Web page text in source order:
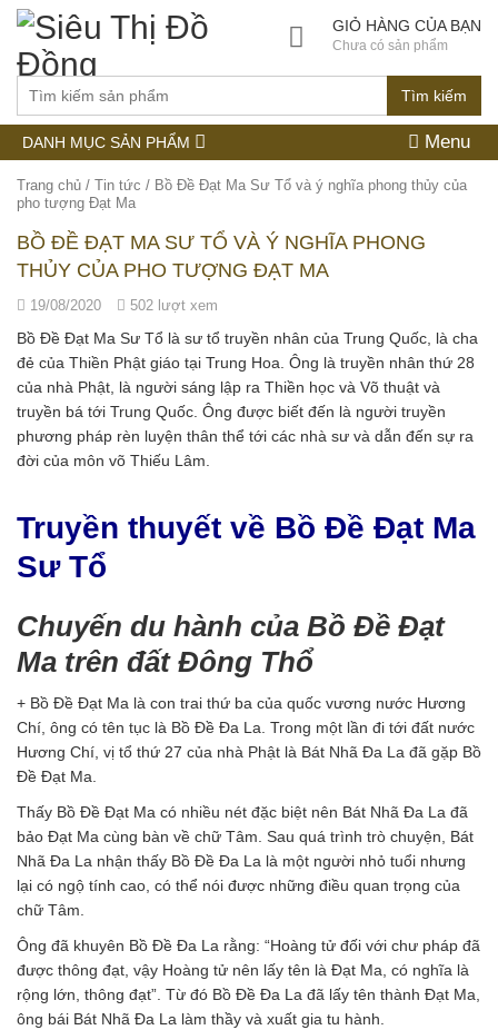
Tìm kiếm
GIỎ HÀNG CỦA BẠN
Chưa có sản phẩm
DANH MỤC SẢN PHẨM Menu
Trang chủ / Tin tức / Bồ Đề Đạt Ma Sư Tổ và ý nghĩa phong thủy của
pho tượng Đạt Ma
BỒ ĐỀ ĐẠT MA SƯ TỔ VÀ Ý NGHĨA PHONG
THỦY CỦA PHO TƯỢNG ĐẠT MA
19/08/2020 502 lượt xem
Bồ Đề Đạt Ma Sư Tổ là sư tổ truyền nhân của Trung Quốc, là cha
đẻ của Thiền Phật giáo tại Trung Hoa. Ông là truyền nhân thứ 28
của nhà Phật, là người sáng lập ra Thiền học và Võ thuật và
truyền bá tới Trung Quốc. Ông được biết đến là người truyền
phương pháp rèn luyện thân thể tới các nhà sư và dẫn đến sự ra
đời của môn võ Thiếu Lâm.
Truyền thuyết về Bồ Đề Đạt Ma
Sư Tổ
Chuyến du hành của Bồ Đề Đạt
Ma trên đất Đông Thổ
+ Bồ Đề Đạt Ma là con trai thứ ba của quốc vương nước Hương
Chí, ông có tên tục là Bồ Đề Đa La. Trong một lần đi tới đất nước
Hương Chí, vị tổ thứ 27 của nhà Phật là Bát Nhã Đa La đã gặp Bồ
Đề Đạt Ma.
Thấy Bồ Đề Đạt Ma có nhiều nét đặc biệt nên Bát Nhã Đa La đã
bảo Đạt Ma cùng bàn về chữ Tâm. Sau quá trình trò chuyện, Bát
Nhã Đa La nhận thấy Bồ Đề Đa La là một người nhỏ tuổi nhưng
lại có ngộ tính cao, có thể nói được những điều quan trọng của
chữ Tâm.
Ông đã khuyên Bồ Đề Đa La rằng: “Hoàng tử đối với chư pháp đã
được thông đạt, vậy Hoàng tử nên lấy tên là Ðạt Ma, có nghĩa là
rộng lớn, thông đạt”. Từ đó Bồ Đề Đa La đã lấy tên thành Đạt Ma,
ông bái Bát Nhã Đa La làm thầy và xuất gia tu hành.